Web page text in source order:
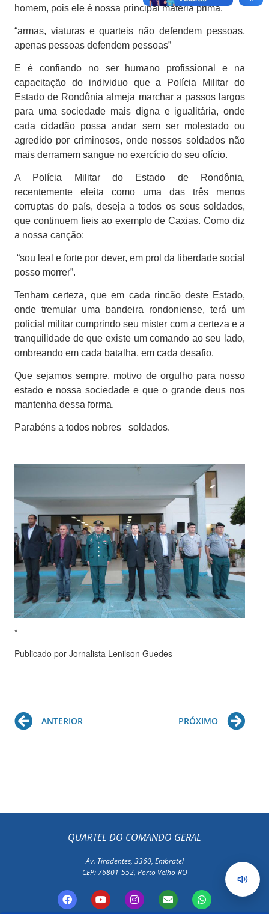
homem, pois ele é nossa principal matéria prima.
“armas, viaturas e quarteis não defendem pessoas,
apenas pessoas defendem pessoas”
E é confiando no ser humano profissional e na
capacitação do individuo que a Polícia Militar do
Estado de Rondônia almeja marchar a passos largos
para uma sociedade mais digna e igualitária, onde
cada cidadão possa andar sem ser molestado ou
agredido por criminosos, onde nossos soldados não
mais derramem sangue no exercício do seu ofício.
A Polícia Militar do Estado de Rondônia,
recentemente eleita como uma das três menos
corruptas do país, deseja a todos os seus soldados,
que continuem fieis ao exemplo de Caxias. Como diz
a nossa canção:
“sou leal e forte por dever, em prol da liberdade social
posso morrer”.
Tenham certeza, que em cada rincão deste Estado,
onde tremular uma bandeira rondoniense, terá um
policial militar cumprindo seu mister com a certeza e a
tranquilidade de que existe um comando ao seu lado,
ombreando em cada batalha, em cada desafio.
Que sejamos sempre, motivo de orgulho para nosso
estado e nossa sociedade e que o grande deus nos
mantenha dessa forma.
Parabéns a todos nobres soldados.
*
Publicado por Jornalista Lenilson Guedes
Prev
ANTERIOR PRÓXIMO
QUARTEL DO COMANDO GERAL
Av. Tiradentes, 3360, Embratel
CEP: 76801-552, Porto Velho-RO
F
a
Y
o
I
n
E
n
W
h